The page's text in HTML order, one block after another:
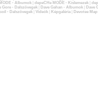
- Albumok| depeCHe MODE - Kislemezek|
Gore - Dalszövegek| Dave Gahan - Albumok|
Dave
- Dalszövegek| Videók| Képgaléria| Devotee Map